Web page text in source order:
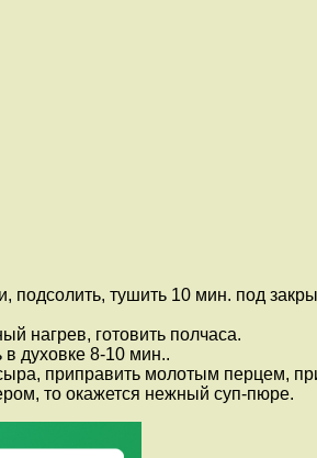
тушить 10 мин. под
нагрев, готовить полчаса.
духовке 8-10 мин..
приправить молотым перцем,
то окажется нежный суп-пюре.